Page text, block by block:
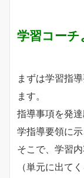
学習コーチ
まずは学習指
ます。
指導事項を発
学指導要領に
そこで、学習
（単元に出て